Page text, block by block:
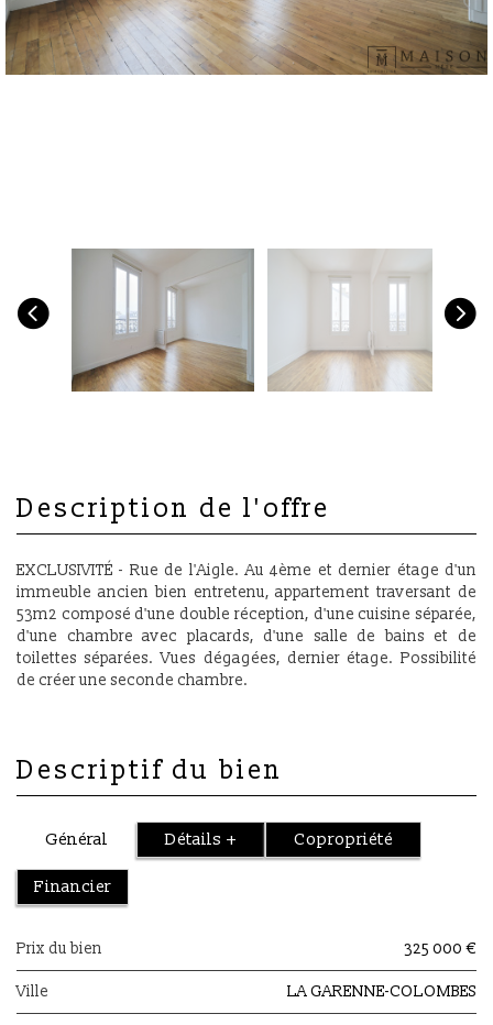
description de l'offre
EXCLUSIVITÉ - Rue de l'Aigle. Au 4ème et dernier étage d'un
immeuble ancien bien entretenu, appartement traversant de
53m2 composé d'une double réception, d'une cuisine séparée,
d'une chambre avec placards, d'une salle de bains et de
toilettes séparées. Vues dégagées, dernier étage. Possibilité
de créer une seconde chambre.
descriptif du bien
Général Détails + Copropriété
Financier
Prix du bien 325 000 €
Ville LA GARENNE-COLOMBES